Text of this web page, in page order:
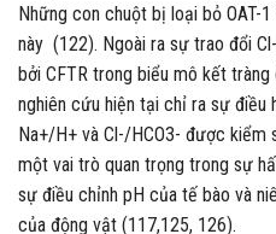
Những con chuột bị loại bỏ OAT-
này (122). Ngoài ra sự trao đổi
bởi CFTR trong biểu mô kết
nghiên cứu hiện tại chỉ ra sự
Na+/H+ và Cl-/HCO3- được kiểm
một vai trò quan trọng trong sự
sự điều chỉnh pH của tế bào và
của động vật (117,125, 126).